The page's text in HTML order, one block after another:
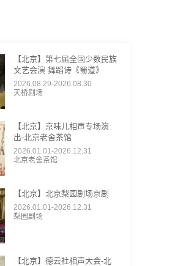
【北京】第七届全国少数民族
文艺会演 舞蹈诗《蜀道》
2026.08.29-2026.08.30
天桥剧场
【北京】京味儿相声专场演
出-北京老舍茶馆
2026.01.01-2026.12.31
北京老舍茶馆
【北京】北京梨园剧场京剧
2026.01.01-2026.12.31
梨园剧场
【北京】德云社相声大会-北